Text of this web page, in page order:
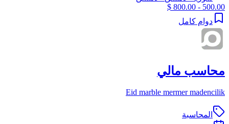
500.00 - 800.00 $
دوام كامل
محاسب مالي
Eid marble mermer madencilik
المحاسبة